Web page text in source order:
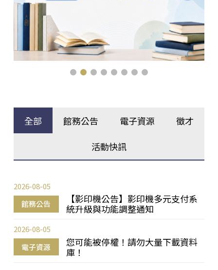
全部 館務公告 電子資源 徵才
活動快訊
館務公告
【影印機公告】影印機多元支付系
統升級與功能調整通知
2026-08-05
電子資源
您可能被停權！請勿大量下載資料
庫！
2026-08-05